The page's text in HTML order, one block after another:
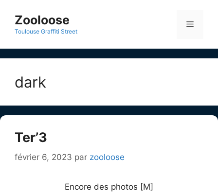
contenu
Zooloose
Toulouse Graffiti Street
Menu
dark
Ter’3
février 6, 2023 par zooloose
Encore des photos [M]